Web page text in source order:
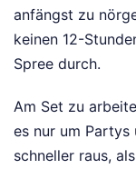
anfängst zu
keinen 12-
Spree durch.
Am Set zu
es nur um
schneller raus,